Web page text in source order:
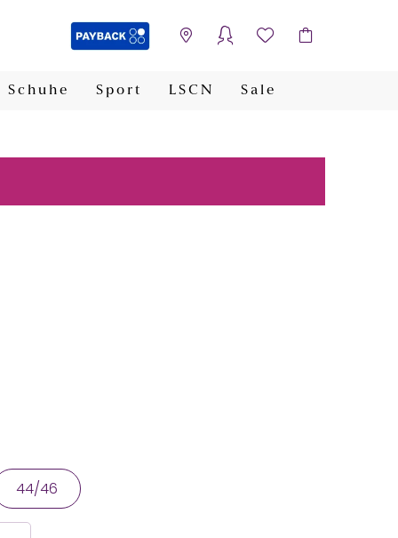
Schuhe Sport LSCN Sale
44/46